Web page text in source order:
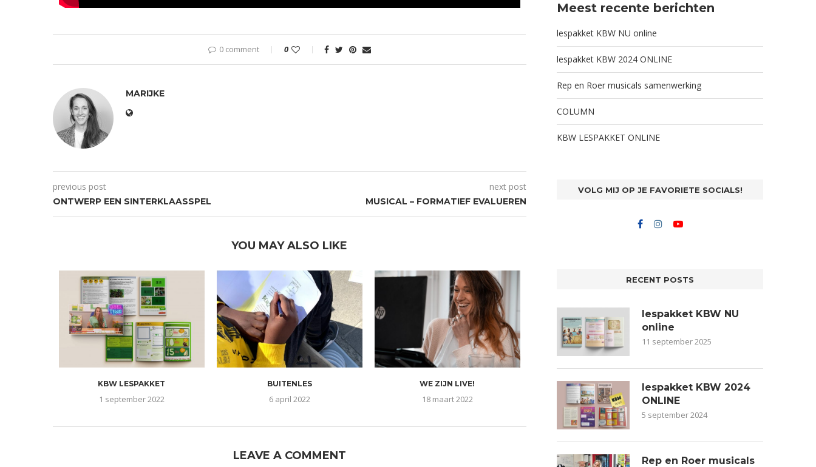
0 comment 0
MARIJKE
previous post
ONTWERP EEN SINTERKLAASSPEL
next post
MUSICAL – FORMATIEF EVALUEREN
YOU MAY ALSO LIKE
KBW LESPAKKET
1 september 2022
BUITENLES
6 april 2022
WE ZIJN LIVE!
18 maart 2022
LEAVE A COMMENT
Meest recente berichten
lespakket KBW NU online
lespakket KBW 2024 ONLINE
Rep en Roer musicals samenwerking
COLUMN
KBW LESPAKKET ONLINE
VOLG MIJ OP JE FAVORIETE SOCIALS!
RECENT POSTS
lespakket KBW NU
online
11 september 2025
lespakket KBW 2024
ONLINE
5 september 2024
Rep en Roer musicals